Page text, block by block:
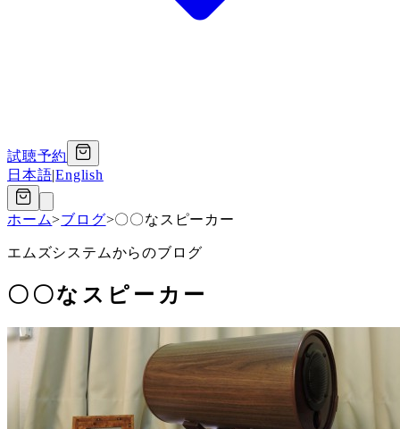
試聴予約
日本語|English
ホーム>ブログ>〇〇なスピーカー
エムズシステムからのブログ
〇〇なスピーカー